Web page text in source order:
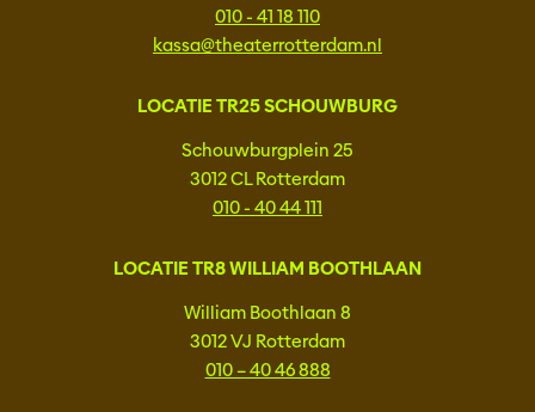
010 - 41 18 110
kassa@theaterrotterdam.nl
LOCATIE TR25 SCHOUWBURG
Schouwburgplein 25
3012 CL Rotterdam
010 - 40 44 111
LOCATIE TR8 WILLIAM BOOTHLAAN
William Boothlaan 8
3012 VJ Rotterdam
010 – 40 46 888